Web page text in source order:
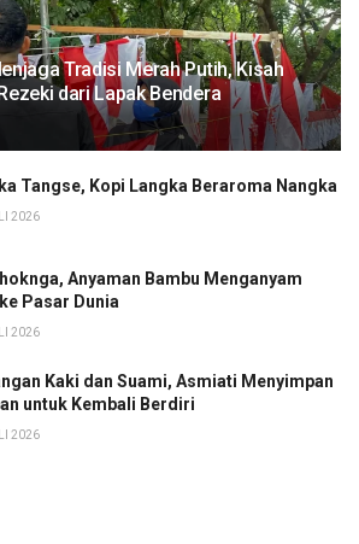
Tradisi Merah Putih, Kisah
dari Lapak Bendera
Tangse, Kopi Langka Beraroma Nangka
2026
Anyaman Bambu Menganyam
Pasar Dunia
2026
Kaki dan Suami, Asmiati Menyimpan
untuk Kembali Berdiri
2026